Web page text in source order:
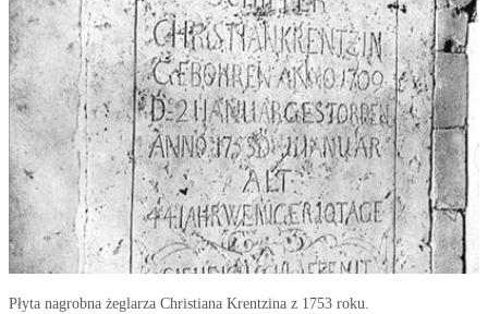
Płyta nagrobna żeglarza Christiana Krentzina z 1753 roku.